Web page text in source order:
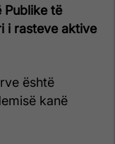
Publike të
i rasteve aktive
është
kanë